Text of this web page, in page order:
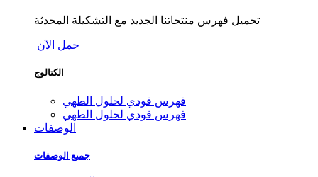
تحميل فهرس منتجاتنا الجديد مع التشكيلة المحدثة
حمل الآن
الكتالوج
فهرس قودي لحلول الطهي
فهرس قودي لحلول الطهي
الوصفات
جميع الوصفات